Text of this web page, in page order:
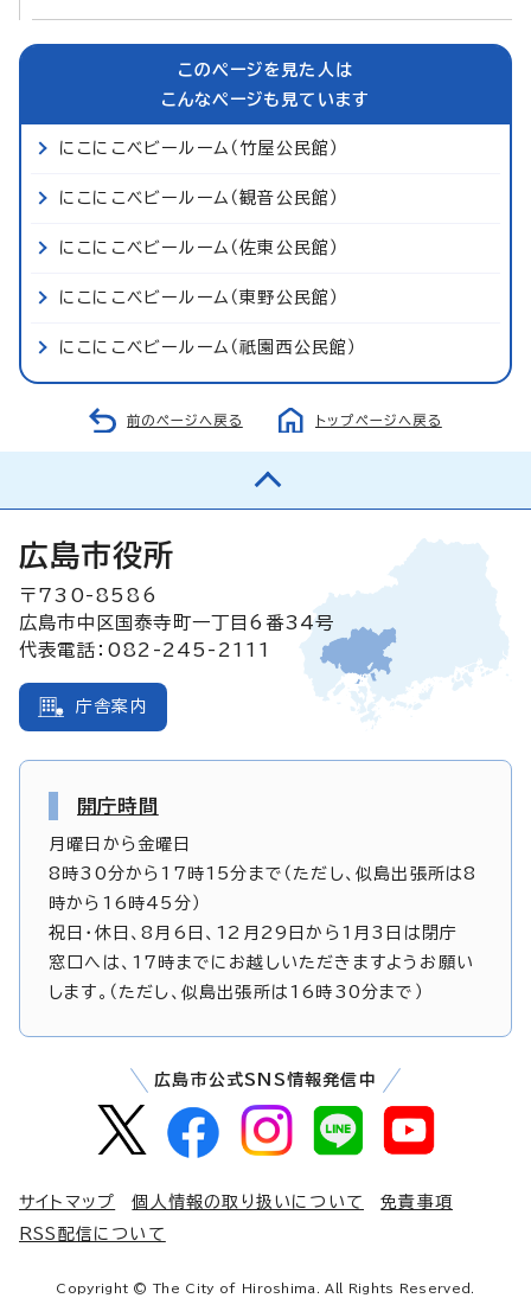
このページを見た人は
こんなページも見ています
にこにこベビールーム（竹屋公民館）
にこにこベビールーム（観音公民館）
にこにこベビールーム（佐東公民館）
にこにこベビールーム（東野公民館）
にこにこベビールーム（祇園西公民館）
前のページへ戻る トップページへ戻る
広島市役所
〒730-8586
広島市中区国泰寺町一丁目6番34号
代表電話：082-245-2111
庁舎案内
開庁時間
月曜日から金曜日
8時30分から17時15分まで（ただし、似島出張所は8
時から16時45分）
祝日・休日、8月6日、12月29日から1月3日は閉庁
窓口へは、17時までにお越しいただきますようお願い
します。（ただし、似島出張所は16時30分まで）
広島市公式SNS情報発信中
サイトマップ 個人情報の取り扱いについて
免責事項
RSS配信について
Copyright © The City of Hiroshima. All Rights Reserved.